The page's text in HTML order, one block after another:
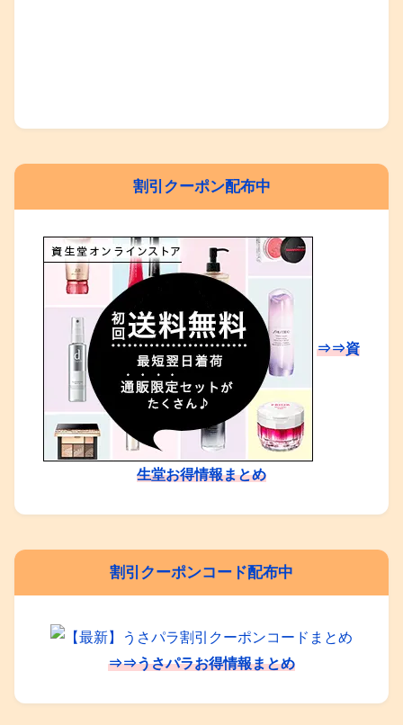
割引クーポン配布中
⇒⇒資
生堂お得情報まとめ
割引クーポンコード配布中
⇒⇒うさパラお得情報まとめ